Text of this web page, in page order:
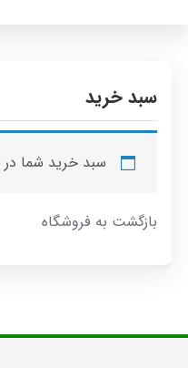
سبد خرید
سبد خرید شما
بازگشت به فروشگاه